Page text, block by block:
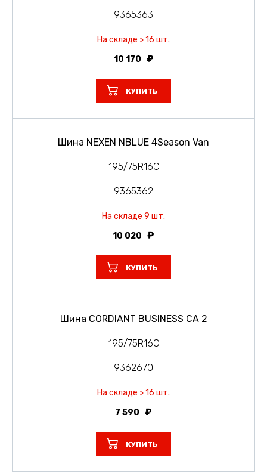
9365363
На складе > 16 шт.
10 170
КУПИТЬ
Шина NEXEN NBLUE 4Season Van
195/75R16C
9365362
На складе 9 шт.
10 020
КУПИТЬ
Шина CORDIANT BUSINESS CA 2
195/75R16C
9362670
На складе > 16 шт.
7 590
КУПИТЬ